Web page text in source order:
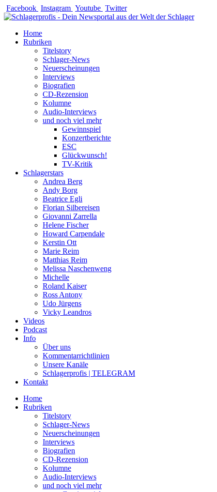
Zum
Inhalt
Facebook Instagram Youtube Twitter
Home
Rubriken
Titelstory
Schlager-News
Neuerscheinungen
Interviews
Biografien
CD-Rezension
Kolumne
Audio-Interviews
und noch viel mehr
Gewinnspiel
Konzertberichte
ESC
Glückwunsch!
TV-Kritik
Schlagerstars
Andrea Berg
Andy Borg
Beatrice Egli
Florian Silbereisen
Giovanni Zarrella
Helene Fischer
Howard Carpendale
Kerstin Ott
Marie Reim
Matthias Reim
Melissa Naschenweng
Michelle
Roland Kaiser
Ross Antony
Udo Jürgens
Vicky Leandros
Videos
Podcast
Info
Über uns
Kommentarrichtlinien
Unsere Kanäle
Schlagerprofis | TELEGRAM
Kontakt
Home
Rubriken
Titelstory
Schlager-News
Neuerscheinungen
Interviews
Biografien
CD-Rezension
Kolumne
Audio-Interviews
und noch viel mehr